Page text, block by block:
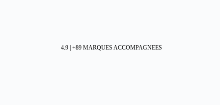
4.9 | +89 MARQUES ACCOMPAGNEES